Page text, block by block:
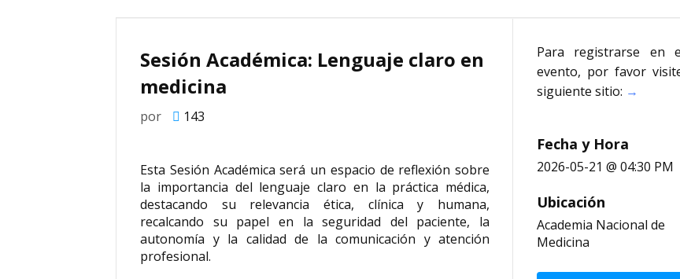
Sesión Académica: Lenguaje claro en
medicina
por 143
Esta Sesión Académica será un espacio de reflexión sobre
la importancia del lenguaje claro en la práctica médica,
destacando su relevancia ética, clínica y humana,
recalcando su papel en la seguridad del paciente, la
autonomía y la calidad de la comunicación y atención
profesional.
Para registrarse en
evento, por favor
siguiente sitio: →
Fecha y Hora
2026-05-21 @ 04:30 PM
Ubicación
Academia Nacional de
Medicina